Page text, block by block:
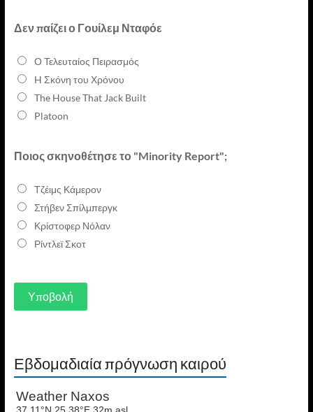
Δεν παίζει ο Γουίλεμ Νταφόε
Ο Τελευταίος Πειρασμός
H Σκόνη του Χρόνου
The House That Jack Built
Platoon
Ποιος σκηνοθέτησε το "Minority Report";
Τζέιμς Κάμερον
Στήβεν Σπίλμπεργκ
Κρίστοφερ Νόλαν
Ρίντλεϊ Σκοτ
Εβδομαδιαία πρόγνωση καιρού